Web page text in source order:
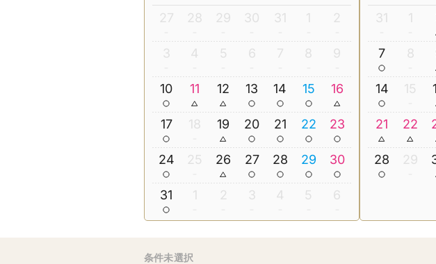
27 28 29 30 31 1 2
3 4 5 6 7 8 9
10 11 12 13 14 15 16
17 18 19 20 21 22 23
24 25 26 27 28 29 30
31 1 2 3 4 5 6
31 1
7 8
14 15
21 22
28 29
条件未選択